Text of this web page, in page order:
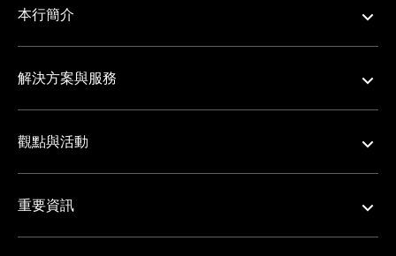
本行簡介
解決方案與服務
觀點與活動
重要資訊